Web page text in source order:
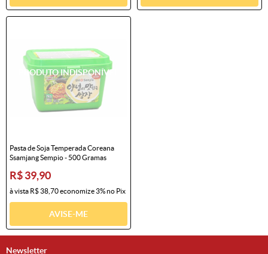
Pasta de Soja Temperada Coreana
Ssamjang Sempio - 500 Gramas
R$ 39,90
à vista R$ 38,70economize3%no Pix
AVISE-ME
Newsletter